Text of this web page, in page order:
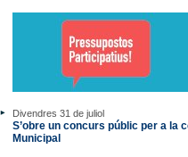
Divendres 31 de juliol
S’obre un concurs públic per a la
Municipal